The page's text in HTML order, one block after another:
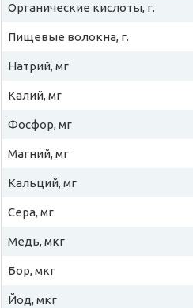
Органические кислоты, г.
Пищевые волокна, г.
Натрий, мг
Калий, мг
Фосфор, мг
Магний, мг
Кальций, мг
Сера, мг
Медь, мкг
Бор, мкг
Йод, мкг